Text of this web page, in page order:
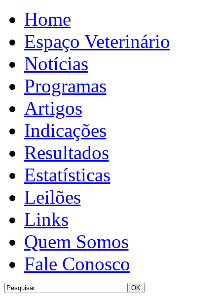
Home
Espaço Veterinário
Notícias
Programas
Artigos
Indicações
Resultados
Estatísticas
Leilões
Links
Quem Somos
Fale Conosco